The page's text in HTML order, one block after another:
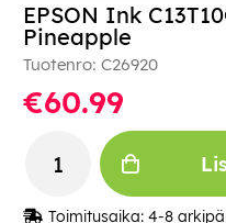
EPSON Ink
Pineapple
Tuotenro: C26920
€60.99
Toimitusaika: 4-8